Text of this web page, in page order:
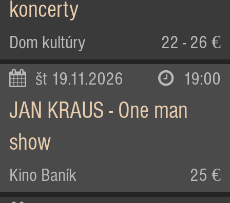
koncerty
Dom kultúry 22 - 26 €
št 19.11.2026 19:00
JAN KRAUS - One man
show
Kino Baník 25 €